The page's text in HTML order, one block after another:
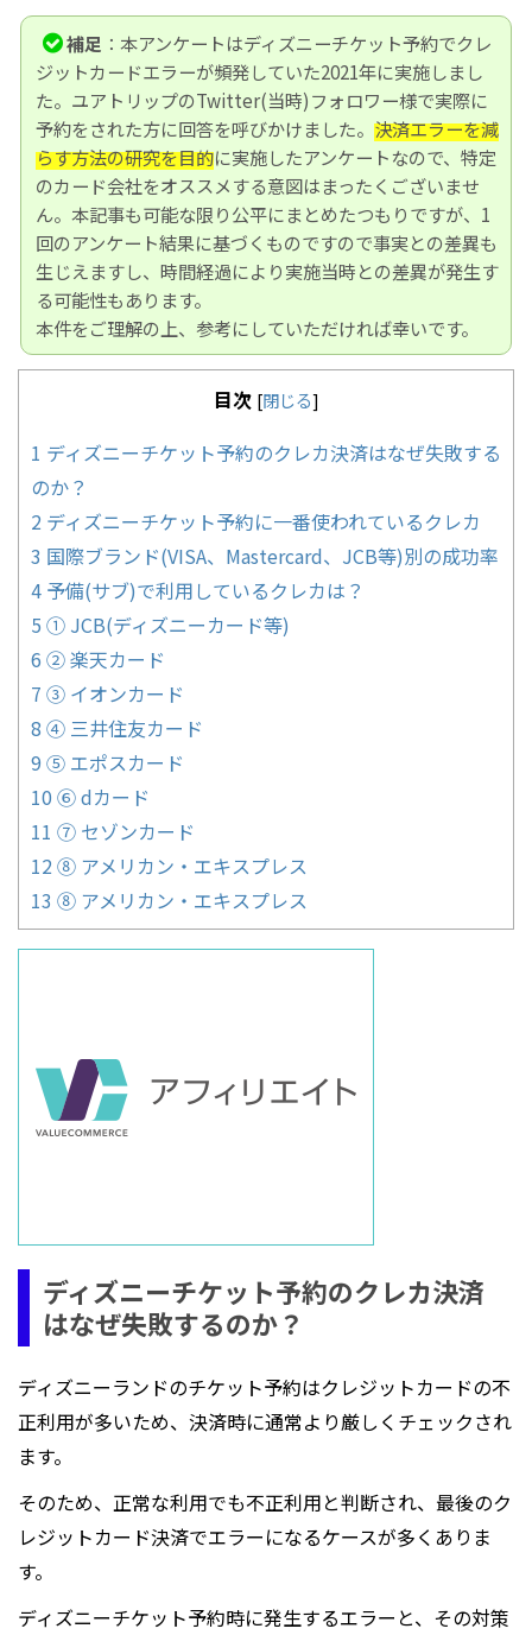
補足 ：本アンケートはディズニーチケット予約でクレ
ジットカードエラーが頻発していた2021年に実施しまし
た。ユアトリップのTwitter(当時)フォロワー様で実際に
予約をされた方に回答を呼びかけました。 決済エラーを減
らす方法の研究を目的に実施したアンケートなので、特定
のカード会社をオススメする意図はまったくございませ
ん。本記事も可能な限り公平にまとめたつもりですが、1
回のアンケート結果に基づくものですので事実との差異も
生じえますし、時間経過により実施当時との差異が発生す
る可能性もあります。
本件をご理解の上、参考にしていただければ幸いです。
目次 [閉じる]
1 ディズニーチケット予約のクレカ決済はなぜ失敗する
のか？
2 ディズニーチケット予約に一番使われているクレカ
3 国際ブランド(VISA、Mastercard、JCB等)別の成功率
4 予備(サブ)で利用しているクレカは？
5 ① JCB(ディズニーカード等)
6 ② 楽天カード
7 ③ イオンカード
8 ④ 三井住友カード
9 ⑤ エポスカード
10 ⑥ dカード
11 ⑦ セゾンカード
12 ⑧ アメリカン・エキスプレス
13 ⑧ アメリカン・エキスプレス
ディズニーチケット予約のクレカ決済
はなぜ失敗するのか？
ディズニーランドのチケット予約はクレジットカードの不
正利用が多いため、決済時に通常より厳しくチェックされ
ます。
そのため、正常な利用でも不正利用と判断され、最後のク
レジットカード決済でエラーになるケースが多くありま
す。
ディズニーチケット予約時に発生するエラーと、その対策